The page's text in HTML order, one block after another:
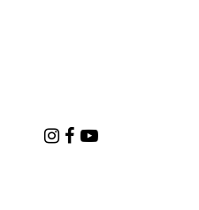
  